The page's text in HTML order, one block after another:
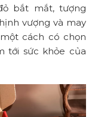
bắt mắt, tượng
vượng và may
cách có chọn
tới sức khỏe của